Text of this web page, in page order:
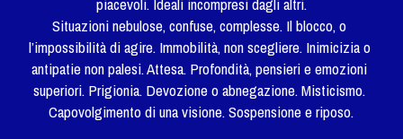
Situazioni nebulose, confuse, complesse. Il blocco, o
l’impossibilità di agire. Immobilità, non scegliere. Inimicizia o
antipatie non palesi. Attesa. Profondità, pensieri e emozioni
superiori. Prigionia. Devozione o abnegazione. Misticismo.
Capovolgimento di una visione. Sospensione e riposo.